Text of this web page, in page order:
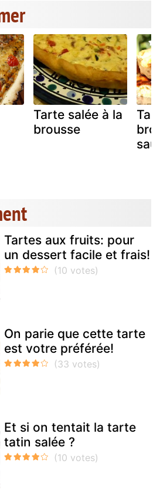
Tarte salée à la
brousse
Tartes aux fruits: pour
un dessert facile et frais!
On parie que cette tarte
est votre préférée!
Et si on tentait la tarte
tatin salée ?